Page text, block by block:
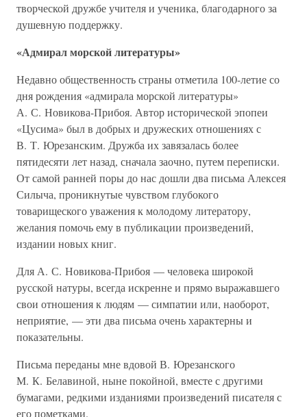
творческой дружбе учителя и ученика, благодарного за
душевную поддержку.
«Адмирал морской литературы»
Недавно общественность страны отметила 100-летие со
дня рождения «адмирала морской литературы»
А. С. Новикова-Прибоя. Автор исторической эпопеи
«Цусима» был в добрых и дружеских отношениях с
В. Т. Юрезанским. Дружба их завязалась более
пятидесяти лет назад, сначала заочно, путем переписки.
От самой ранней поры до нас дошли два письма Алексея
Силыча, проникнутые чувством глубокого
товарищеского уважения к молодому литератору,
желания помочь ему в публикации произведений,
издании новых книг.
Для А. С. Новикова-Прибоя — человека широкой
русской натуры, всегда искренне и прямо выражавшего
свои отношения к людям — симпатии или, наоборот,
неприятие, — эти два письма очень характерны и
показательны.
Письма переданы мне вдовой В. Юрезанского
М. К. Белавиной, ныне покойной, вместе с другими
бумагами, редкими изданиями произведений писателя с
его пометками.